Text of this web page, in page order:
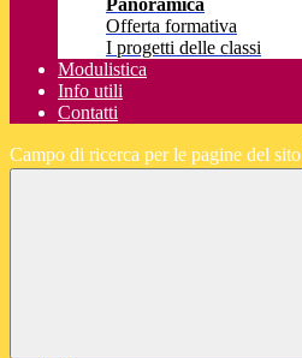
Panoramica
Offerta formativa
I progetti delle classi
Modulistica
Info utili
Contatti
Campo di ricerca per le pagine del sito